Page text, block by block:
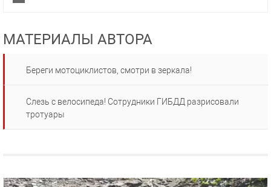
МАТЕРИАЛЫ АВТОРА
Береги мотоциклистов, смотри в зеркала!
Слезь с велосипеда! Сотрудники ГИБДД разрисовали
тротуары